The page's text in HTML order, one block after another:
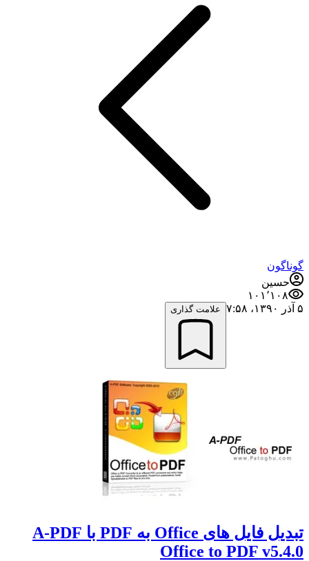
گوناگون
حسین
۱۰۱٬۱۰۸
۵ آذر ۱۳۹۰،‏ ۷:۵۸
علامت گذاری
تبدیل فایل های Office به PDF با A-PDF
Office to PDF v5.4.0